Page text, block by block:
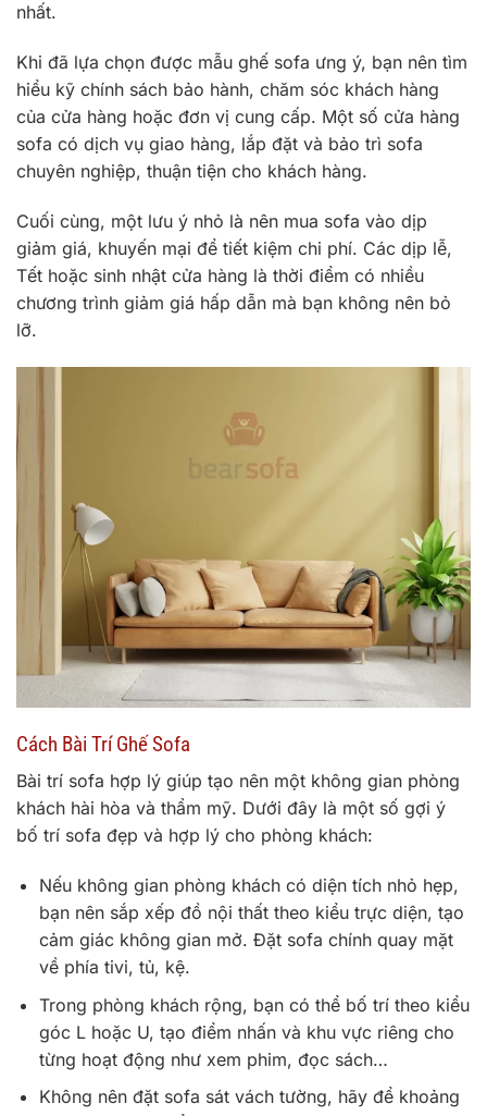
nhất.
Khi đã lựa chọn được mẫu ghế sofa ưng ý, bạn nên tìm
hiểu kỹ chính sách bảo hành, chăm sóc khách hàng
của cửa hàng hoặc đơn vị cung cấp. Một số cửa hàng
sofa có dịch vụ giao hàng, lắp đặt và bảo trì sofa
chuyên nghiệp, thuận tiện cho khách hàng.
Cuối cùng, một lưu ý nhỏ là nên mua sofa vào dịp
giảm giá, khuyến mại để tiết kiệm chi phí. Các dịp lễ,
Tết hoặc sinh nhật cửa hàng là thời điểm có nhiều
chương trình giảm giá hấp dẫn mà bạn không nên bỏ
lỡ.
Cách Bài Trí Ghế Sofa
Bài trí sofa hợp lý giúp tạo nên một không gian phòng
khách hài hòa và thẩm mỹ. Dưới đây là một số gợi ý
bố trí sofa đẹp và hợp lý cho phòng khách:
Nếu không gian phòng khách có diện tích nhỏ hẹp,
bạn nên sắp xếp đồ nội thất theo kiểu trực diện, tạo
cảm giác không gian mở. Đặt sofa chính quay mặt
về phía tivi, tủ, kệ.
Trong phòng khách rộng, bạn có thể bố trí theo kiểu
góc L hoặc U, tạo điểm nhấn và khu vực riêng cho
từng hoạt động như xem phim, đọc sách…
Không nên đặt sofa sát vách tường, hãy để khoảng